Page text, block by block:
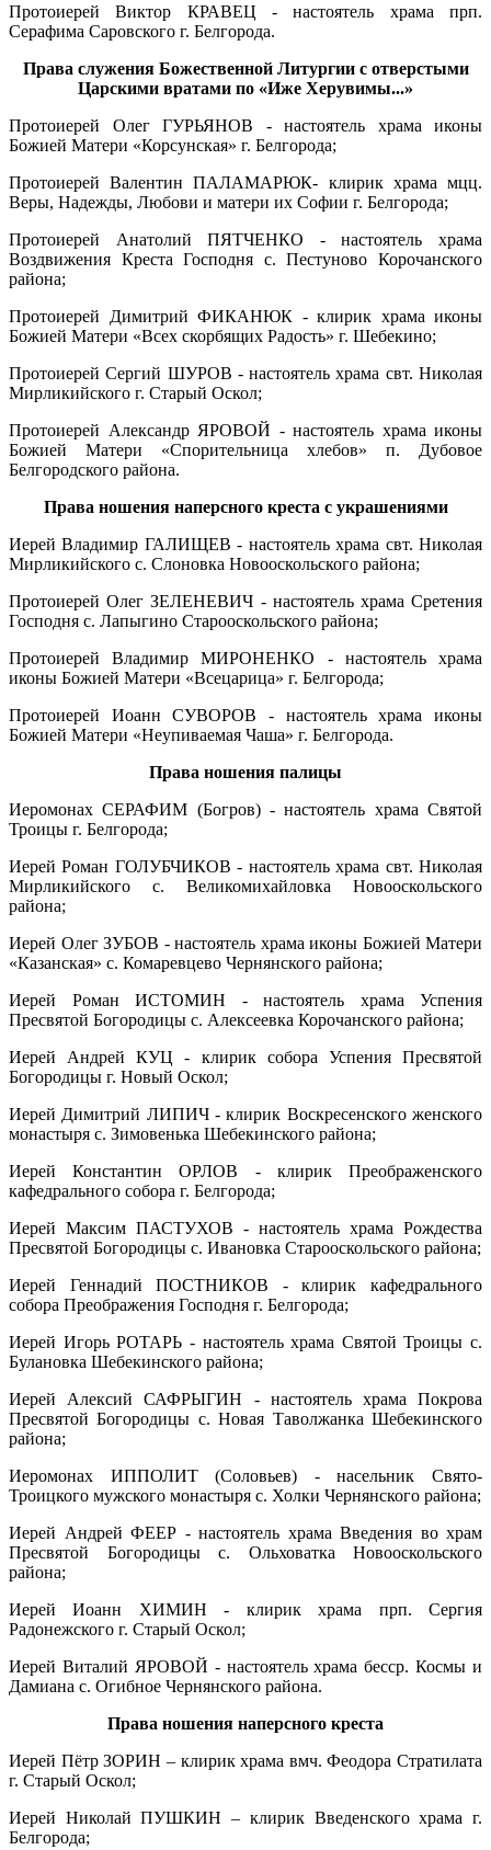
Протоиерей Виктор КРАВЕЦ - настоятель храма прп.
Серафима Саровского г. Белгорода.
Права служения Божественной Литургии с отверстыми
Царскими вратами по «Иже Херувимы...»
Протоиерей Олег ГУРЬЯНОВ - настоятель храма иконы
Божией Матери «Корсунская» г. Белгорода;
Протоиерей Валентин ПАЛАМАРЮК- клирик храма мцц.
Веры, Надежды, Любови и матери их Софии г. Белгорода;
Протоиерей Анатолий ПЯТЧЕНКО - настоятель храма
Воздвижения Креста Господня с. Пестуново Корочанского
района;
Протоиерей Димитрий ФИКАНЮК - клирик храма иконы
Божией Матери «Всех скорбящих Радость» г. Шебекино;
Протоиерей Сергий ШУРОВ - настоятель храма свт. Николая
Мирликийского г. Старый Оскол;
Протоиерей Александр ЯРОВОЙ - настоятель храма иконы
Божией Матери «Спорительница хлебов» п. Дубовое
Белгородского района.
Права ношения наперсного креста с украшениями
Иерей Владимир ГАЛИЩЕВ - настоятель храма свт. Николая
Мирликийского с. Слоновка Новооскольского района;
Протоиерей Олег ЗЕЛЕНЕВИЧ - настоятель храма Сретения
Господня с. Лапыгино Старооскольского района;
Протоиерей Владимир МИРОНЕНКО - настоятель храма
иконы Божией Матери «Всецарица» г. Белгорода;
Протоиерей Иоанн СУВОРОВ - настоятель храма иконы
Божией Матери «Неупиваемая Чаша» г. Белгорода.
Права ношения палицы
Иеромонах СЕРАФИМ (Богров) - настоятель храма Святой
Троицы г. Белгорода;
Иерей Роман ГОЛУБЧИКОВ - настоятель храма свт. Николая
Мирликийского с. Великомихайловка Новооскольского
района;
Иерей Олег ЗУБОВ - настоятель храма иконы Божией Матери
«Казанская» с. Комаревцево Чернянского района;
Иерей Роман ИСТОМИН - настоятель храма Успения
Пресвятой Богородицы с. Алексеевка Корочанского района;
Иерей Андрей КУЦ - клирик собора Успения Пресвятой
Богородицы г. Новый Оскол;
Иерей Димитрий ЛИПИЧ - клирик Воскресенского женского
монастыря с. Зимовенька Шебекинского района;
Иерей Константин ОРЛОВ - клирик Преображенского
кафедрального собора г. Белгорода;
Иерей Максим ПАСТУХОВ - настоятель храма Рождества
Пресвятой Богородицы с. Ивановка Старооскольского района;
Иерей Геннадий ПОСТНИКОВ - клирик кафедрального
собора Преображения Господня г. Белгорода;
Иерей Игорь РОТАРЬ - настоятель храма Святой Троицы с.
Булановка Шебекинского района;
Иерей Алексий САФРЫГИН - настоятель храма Покрова
Пресвятой Богородицы с. Новая Таволжанка Шебекинского
района;
Иеромонах ИППОЛИТ (Соловьев) - насельник Свято-
Троицкого мужского монастыря с. Холки Чернянского района;
Иерей Андрей ФЕЕР - настоятель храма Введения во храм
Пресвятой Богородицы с. Ольховатка Новооскольского
района;
Иерей Иоанн ХИМИН - клирик храма прп. Сергия
Радонежского г. Старый Оскол;
Иерей Виталий ЯРОВОЙ - настоятель храма бесср. Космы и
Дамиана с. Огибное Чернянского района.
Права ношения наперсного креста
Иерей Пётр ЗОРИН – клирик храма вмч. Феодора Стратилата
г. Старый Оскол;
Иерей Николай ПУШКИН – клирик Введенского храма г.
Белгорода;